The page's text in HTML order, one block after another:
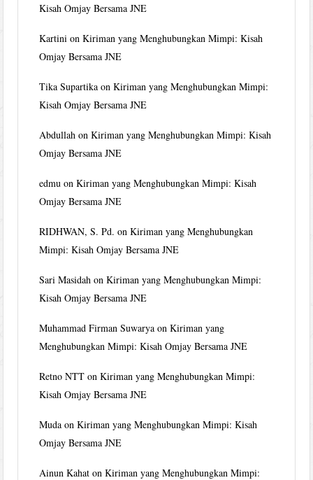
Kisah Omjay Bersama JNE
Kartini onKiriman yang Menghubungkan Mimpi: Kisah
Omjay Bersama JNE
Tika Supartika onKiriman yang Menghubungkan Mimpi:
Kisah Omjay Bersama JNE
Abdullah onKiriman yang Menghubungkan Mimpi: Kisah
Omjay Bersama JNE
edmu onKiriman yang Menghubungkan Mimpi: Kisah
Omjay Bersama JNE
RIDHWAN, S. Pd. onKiriman yang Menghubungkan
Mimpi: Kisah Omjay Bersama JNE
Sari Masidah onKiriman yang Menghubungkan Mimpi:
Kisah Omjay Bersama JNE
Muhammad Firman Suwarya onKiriman yang
Menghubungkan Mimpi: Kisah Omjay Bersama JNE
Retno NTT onKiriman yang Menghubungkan Mimpi:
Kisah Omjay Bersama JNE
Muda onKiriman yang Menghubungkan Mimpi: Kisah
Omjay Bersama JNE
Ainun Kahat onKiriman yang Menghubungkan Mimpi: